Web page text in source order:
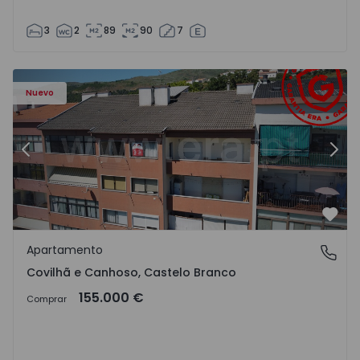
3 2 89 90 7
Nuevo
- 18
Apartamento T2 Covilhã, Covilhã e Canhoso - 1497806 -
Anterior
Covilhã e Canhoso, Castelo Branco
Apartamento
Covilhã e Canhoso, Castelo Branco
Comprar 155.000 €